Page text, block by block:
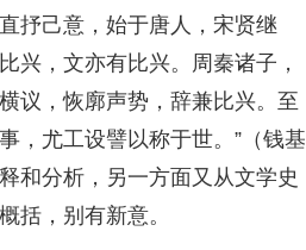
抒己意，始于唐人，宋贤继
，文亦有比兴。周秦诸子，
议，恢廓声势，辞兼比兴。至
，尤工设譬以称于世。”（钱基
和分析，另一方面又从文学史
括，别有新意。